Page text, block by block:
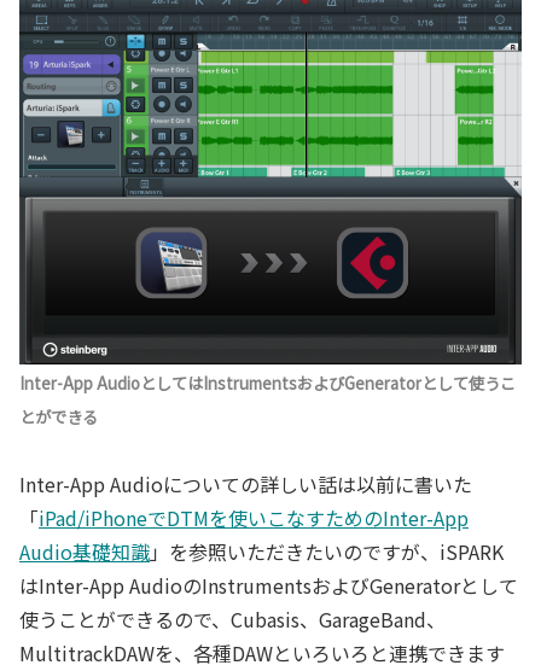
Inter-App AudioとしてはInstrumentsおよびGeneratorとして使うこ
とができる
Inter-App Audioについての詳しい話は以前に書いた
「iPad/iPhoneでDTMを使いこなすためのInter-App
Audio基礎知識」を参照いただきたいのですが、iSPARK
はInter-App AudioのInstrumentsおよびGeneratorとして
使うことができるので、Cubasis、GarageBand、
MultitrackDAWを、各種DAWといろいろと連携できます